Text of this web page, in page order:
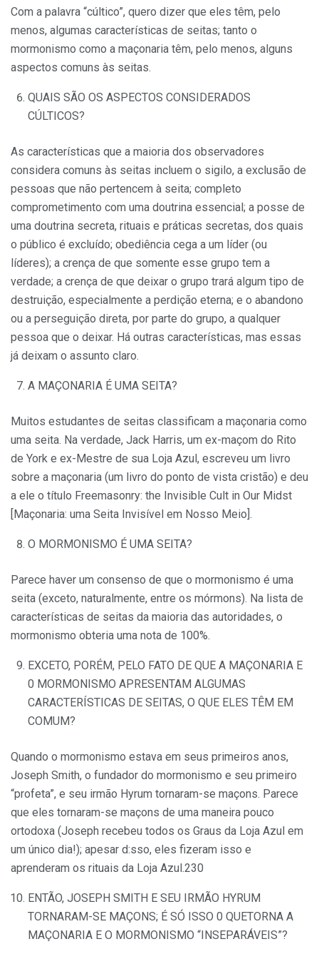
Com a palavra “cúltico”, quero dizer que eles têm, pelo
menos, algumas características de seitas; tanto o
mormonismo como a maçonaria têm, pelo menos, alguns
aspectos comuns às seitas.
QUAIS SÃO OS ASPECTOS CONSIDERADOS
CÚLTICOS?
As características que a maioria dos observadores
considera comuns às seitas incluem o sigilo, a exclusão de
pessoas que não pertencem à seita; completo
comprometimento com uma doutrina essencial; a posse de
uma doutrina secreta, rituais e práticas secretas, dos quais
o público é excluído; obediência cega a um líder (ou
líderes); a crença de que somente esse grupo tem a
verdade; a crença de que deixar o grupo trará algum tipo de
destruição, especialmente a perdição eterna; e o abandono
ou a perseguição direta, por parte do grupo, a qualquer
pessoa que o deixar. Há outras características, mas essas
já deixam o assunto claro.
A MAÇONARIA É UMA SEITA?
Muitos estudantes de seitas classificam a maçonaria como
uma seita. Na verdade, Jack Harris, um ex-maçom do Rito
de York e ex-Mestre de sua Loja Azul, escreveu um livro
sobre a maçonaria (um livro do ponto de vista cristão) e deu
a ele o título Freemasonry: the Invisible Cult in Our Midst
[Maçonaria: uma Seita Invisível em Nosso Meio].
O MORMONISMO É UMA SEITA?
Parece haver um consenso de que o mormonismo é uma
seita (exceto, naturalmente, entre os mórmons). Na lista de
características de seitas da maioria das autoridades, o
mormonismo obteria uma nota de 100%.
EXCETO, PORÉM, PELO FATO DE QUE A MAÇONARIA E
0 MORMONISMO APRESENTAM ALGUMAS
CARACTERÍSTICAS DE SEITAS, O QUE ELES TÊM EM
COMUM?
Quando o mormonismo estava em seus primeiros anos,
Joseph Smith, o fundador do mormonismo e seu primeiro
“profeta”, e seu irmão Hyrum tornaram-se maçons. Parece
que eles tornaram-se maçons de uma maneira pouco
ortodoxa (Joseph recebeu todos os Graus da Loja Azul em
um único dia!); apesar d:sso, eles fizeram isso e
aprenderam os rituais da Loja Azul.230
ENTÃO, JOSEPH SMITH E SEU IRMÃO HYRUM
TORNARAM-SE MAÇONS; É SÓ ISSO 0 QUETORNA A
MAÇONARIA E O MORMONISMO “INSEPARÁVEIS”?